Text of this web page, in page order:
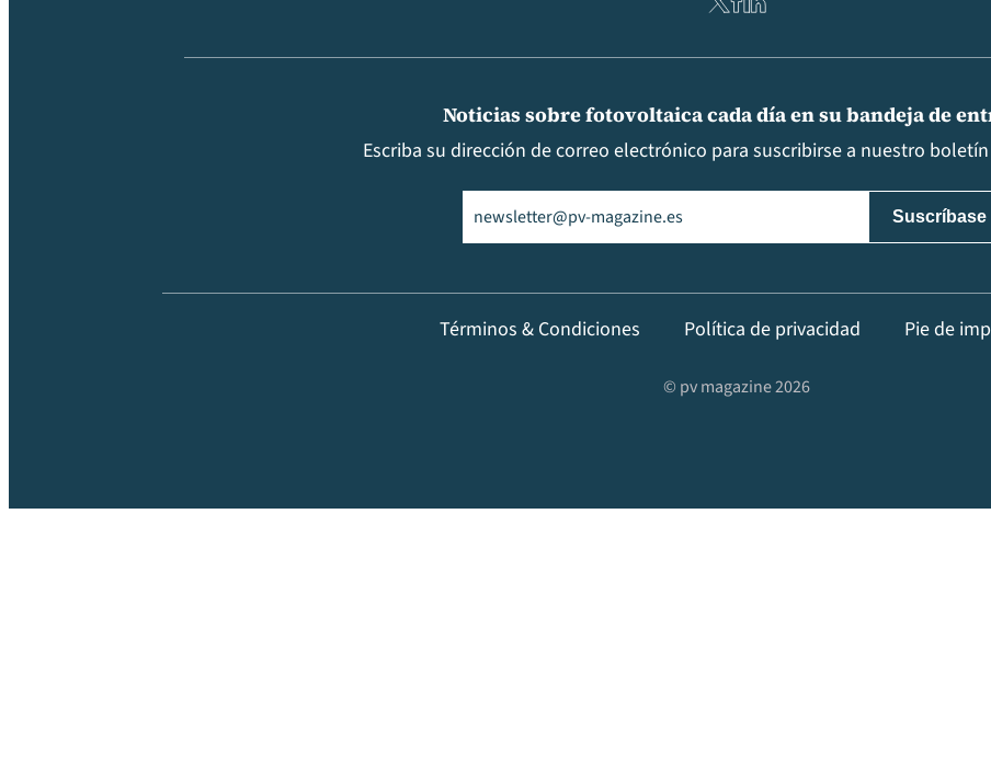
Noticias sobre fotovoltaica cada día en su bandeja de
Escriba su dirección de correo electrónico para suscribirse a nuestro
(Obligatorio)
Términos & Condiciones Política de privacidad Pie de
© pv magazine 2026